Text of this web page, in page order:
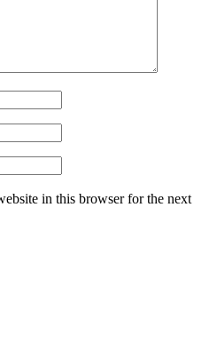
in this browser for the next